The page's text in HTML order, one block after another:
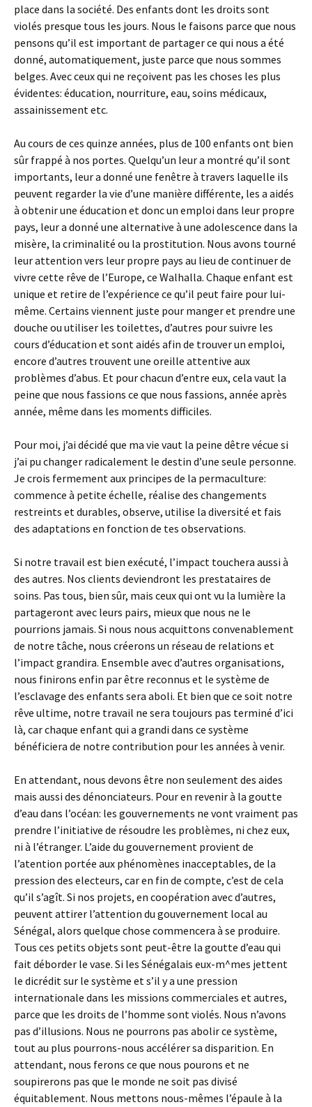
place dans la société. Des enfants dont les droits sont
violés presque tous les jours. Nous le faisons parce que nous
pensons qu’il est important de partager ce qui nous a été
donné, automatiquement, juste parce que nous sommes
belges. Avec ceux qui ne reçoivent pas les choses les plus
évidentes: éducation, nourriture, eau, soins médicaux,
assainissement etc.
Au cours de ces quinze années, plus de 100 enfants ont bien
sûr frappé à nos portes. Quelqu’un leur a montré qu’il sont
importants, leur a donné une fenêtre à travers laquelle ils
peuvent regarder la vie d’une manière différente, les a aidés
à obtenir une éducation et donc un emploi dans leur propre
pays, leur a donné une alternative à une adolescence dans la
misère, la criminalité ou la prostitution. Nous avons tourné
leur attention vers leur propre pays au lieu de continuer de
vivre cette rêve de l’Europe, ce Walhalla. Chaque enfant est
unique et retire de l’expérience ce qu’il peut faire pour lui-
même. Certains viennent juste pour manger et prendre une
douche ou utiliser les toilettes, d’autres pour suivre les
cours d’éducation et sont aidés afin de trouver un emploi,
encore d’autres trouvent une oreille attentive aux
problèmes d’abus. Et pour chacun d’entre eux, cela vaut la
peine que nous fassions ce que nous fassions, année après
année, même dans les moments difficiles.
Pour moi, j’ai décidé que ma vie vaut la peine dêtre vécue si
j’ai pu changer radicalement le destin d’une seule personne.
Je crois fermement aux principes de la permaculture:
commence à petite échelle, réalise des changements
restreints et durables, observe, utilise la diversité et fais
des adaptations en fonction de tes observations.
Si notre travail est bien exécuté, l’impact touchera aussi à
des autres. Nos clients deviendront les prestataires de
soins. Pas tous, bien sûr, mais ceux qui ont vu la lumière la
partageront avec leurs pairs, mieux que nous ne le
pourrions jamais. Si nous nous acquittons convenablement
de notre tâche, nous créerons un réseau de relations et
l’impact grandira. Ensemble avec d’autres organisations,
nous finirons enfin par être reconnus et le système de
l’esclavage des enfants sera aboli. Et bien que ce soit notre
rêve ultime, notre travail ne sera toujours pas terminé d’ici
là, car chaque enfant qui a grandi dans ce système
bénéficiera de notre contribution pour les années à venir.
En attendant, nous devons être non seulement des aides
mais aussi des dénonciateurs. Pour en revenir à la goutte
d’eau dans l’océan: les gouvernements ne vont vraiment pas
prendre l’initiative de résoudre les problèmes, ni chez eux,
ni à l’étranger. L’aide du gouvernement provient de
l’atention portée aux phénomènes inacceptables, de la
pression des electeurs, car en fin de compte, c’est de cela
qu’il s’agît. Si nos projets, en coopération avec d’autres,
peuvent attirer l’attention du gouvernement local au
Sénégal, alors quelque chose commencera à se produire.
Tous ces petits objets sont peut-être la goutte d’eau qui
fait déborder le vase. Si les Sénégalais eux-m^mes jettent
le dicrédit sur le système et s’il y a une pression
internationale dans les missions commerciales et autres,
parce que les droits de l’homme sont violés. Nous n’avons
pas d’illusions. Nous ne pourrons pas abolir ce système,
tout au plus pourrons-nous accélérer sa disparition. En
attendant, nous ferons ce que nous pourons et ne
soupirerons pas que le monde ne soit pas divisé
équitablement. Nous mettons nous-mêmes l’épaule à la